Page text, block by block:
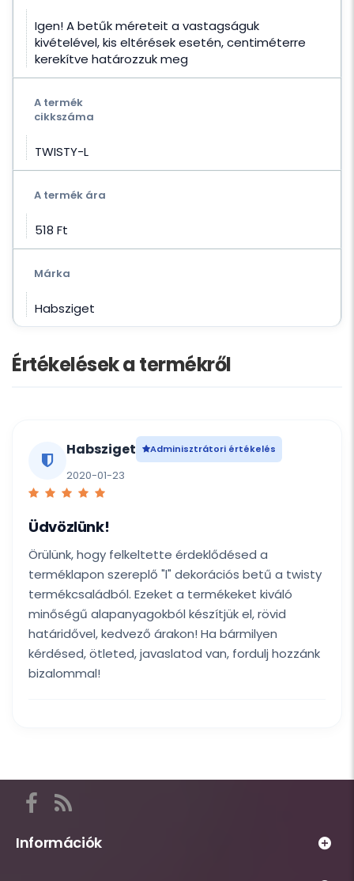
Igen! A betűk méreteit a vastagságuk
kivételével, kis eltérések esetén, centiméterre
kerekítve határozzuk meg
A termék
cikkszáma
TWISTY-L
A termék ára
518 Ft‎
Márka
Habsziget
Értékelések a termékről
Habsziget Adminisztrátori értékelés
2020-01-23
Üdvözlünk!
Örülünk, hogy felkeltette érdeklődésed a
terméklapon szereplő "l" dekorációs betű a twisty
termékcsaládból. Ezeket a termékeket kiváló
minőségű alapanyagokból készítjük el, rövid
határidővel, kedvező árakon! Ha bármilyen
kérdésed, ötleted, javaslatod van, fordulj hozzánk
bizalommal!
találod
Habsziget
Információk